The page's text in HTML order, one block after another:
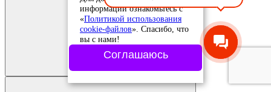
Добавить в
сравнение
Добавлено в
сравнение
информации ознакомьтесь с
«Политикой использования
cookie-файлов». Спасибо, что
вы с нами!
Соглашаюсь